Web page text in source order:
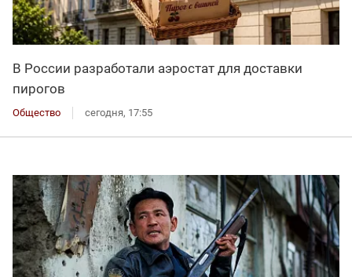
В России разработали аэростат для доставки
пирогов
Общество сегодня, 17:55